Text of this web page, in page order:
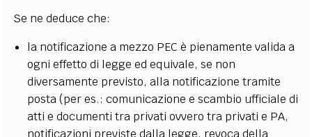
Se ne deduce che:
la notificazione a mezzo PEC è pienamente valida a
ogni effetto di legge ed equivale, se non
diversamente previsto, alla notificazione tramite
posta (per es.: comunicazione e scambio ufficiale di
atti e documenti tra privati ovvero tra privati e PA,
notificazioni previste dalla legge, revoca della